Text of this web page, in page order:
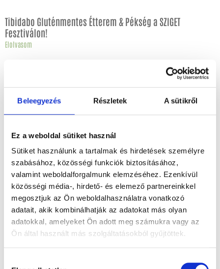
Beleegyezés Részletek A sütikről
Ez a weboldal sütiket használ
Sütiket használunk a tartalmak és hirdetések személyre
szabásához, közösségi funkciók biztosításához,
valamint weboldalforgalmunk elemzéséhez. Ezenkívül
közösségi média-, hirdető- és elemező partnereinkkel
megosztjuk az Ön weboldalhasználatra vonatkozó
adatait, akik kombinálhatják az adatokat más olyan
adatokkal, amelyeket Ön adott meg számukra vagy az
Ön által használt más szolgáltatásokból gyűjtöttek.
Tibidabo Gluténmentes Étterem & Pékség a SZIGET
Fesztiválon!
Elolvasom